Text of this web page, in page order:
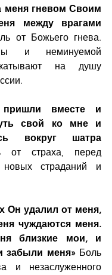
меня гневом Своим
между врагами
от Божьего гнева.
и неминуемой
на душу
вместе и
свой ко мне и
вокруг шатра
от страха, перед
новых страданий и
Он удалил от меня,
чуждаются меня.
близкие мои, и
забыли меня» Боль
и незаслуженного